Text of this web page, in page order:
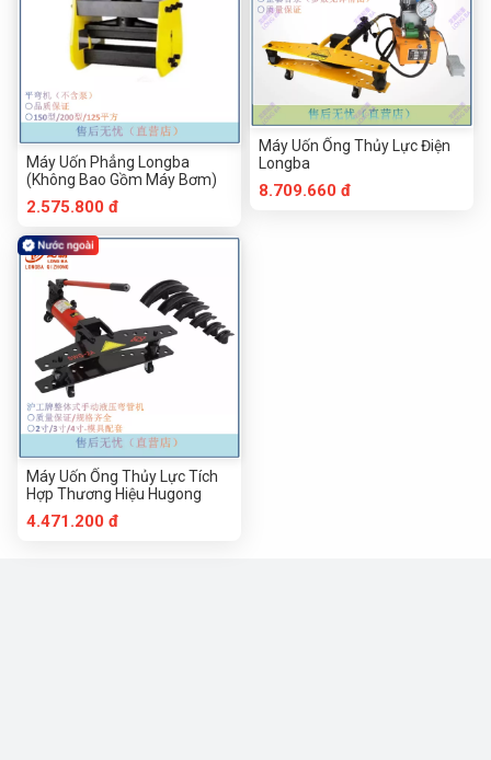
Máy Uốn Phẳng Longba
(Không Bao Gồm Máy Bơm)
2.575.800 đ
Máy Uốn Ống Thủy Lực Tích
Hợp Thương Hiệu Hugong
4.471.200 đ
Máy Uốn Ống Thủy Lực Điện
Longba
8.709.660 đ